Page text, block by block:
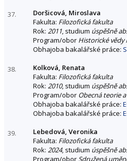
37.
Doršicová, Miroslava
Fakulta: Filozofická fakulta
Rok: 2011, studium úspěšně
Program/obor Historické vědy
Obhajoba bakalářské práce:
38.
Kolková, Renata
Fakulta: Filozofická fakulta
Rok: 2010, studium úspěšně
Program/obor Obecná teorie
Obhajoba bakalářské práce:
Obhajoba bakalářské práce:
39.
Lebedová, Veronika
Fakulta: Filozofická fakulta
Rok: 2024, studium úspěšně
Program/oborSdružená